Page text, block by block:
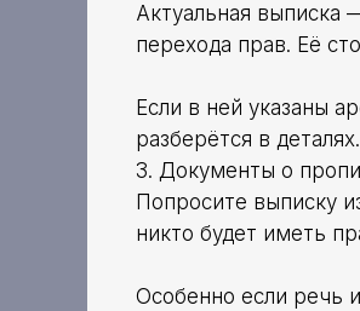
Актуальная выписка
перехода прав. Её
Если в ней указаны
разберётся в деталях.
3. Документы о
Попросите выписку
никто будет иметь
Особенно если речь